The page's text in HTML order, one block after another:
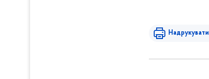
Надрукувати